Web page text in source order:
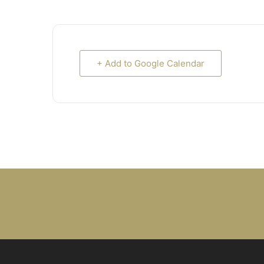
+ Add to Google Calendar